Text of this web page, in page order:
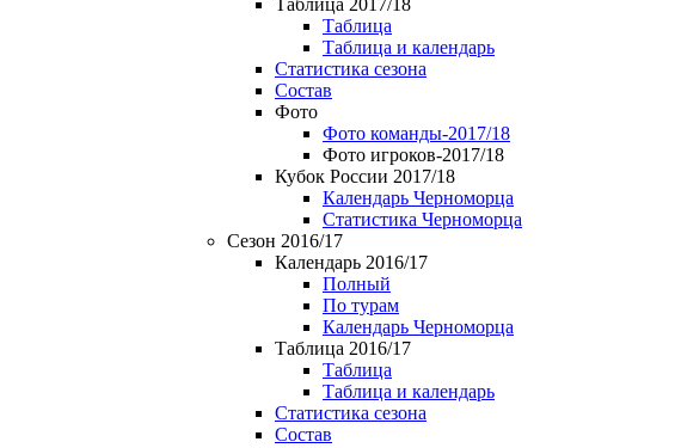
Таблица 2017/18
Таблица
Таблица и календарь
Статистика сезона
Состав
Фото
Фото команды-2017/18
Фото игроков-2017/18
Кубок России 2017/18
Календарь Черноморца
Статистика Черноморца
Сезон 2016/17
Календарь 2016/17
Полный
По турам
Календарь Черноморца
Таблица 2016/17
Таблица
Таблица и календарь
Статистика сезона
Состав